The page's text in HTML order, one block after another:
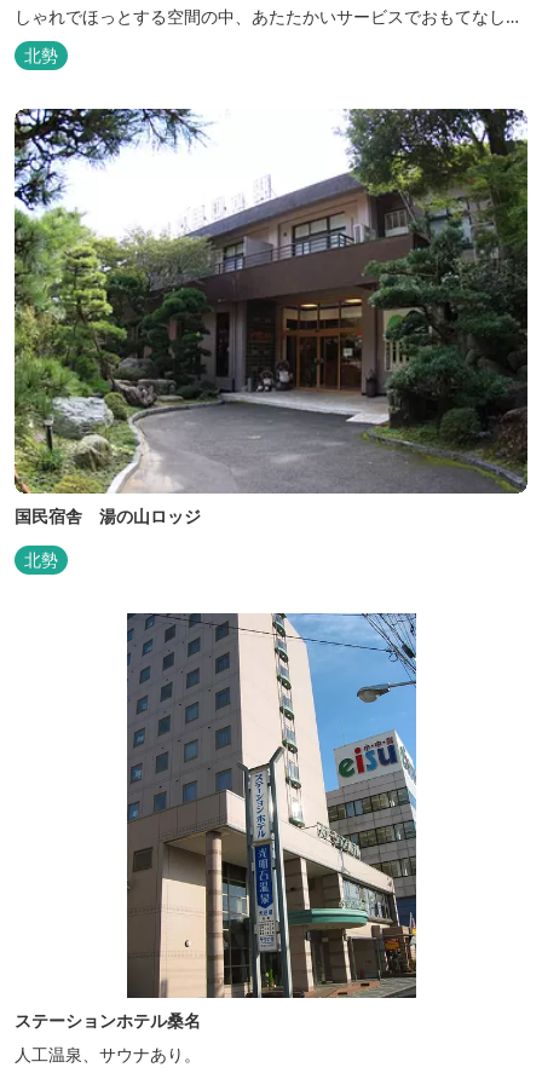
しゃれでほっとする空間の中、あたたかいサービスでおもてなしい
たします。
北勢
国民宿舎 湯の山ロッジ
北勢
ステーションホテル桑名
人工温泉、サウナあり。